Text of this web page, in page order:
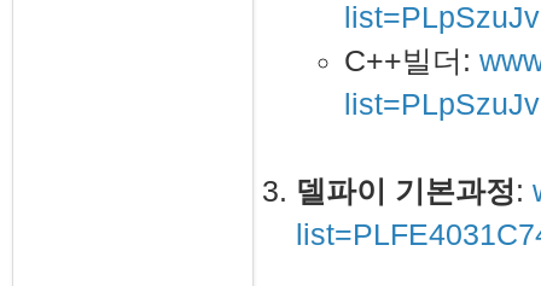
C++빌더:
델파이 기본과정: